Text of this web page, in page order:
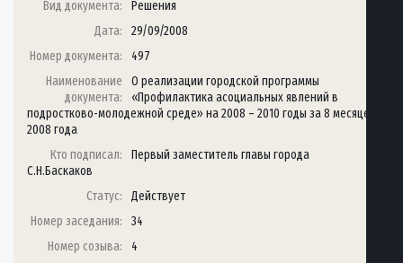
Вид документа:
Решения
Дата:
29/09/2008
Номер документа:
497
Наименование
документа:
О реализации городской программы
«Профилактика асоциальных явлений в
подростково-молодежной среде» на 2008 – 2010 годы за 8 месяцев
2008 года
Кто подписал:
Первый заместитель главы города
С.Н.Баскаков
Статус:
Действует
Номер заседания:
34
Номер созыва:
4